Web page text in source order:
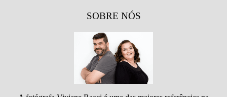
SOBRE NÓS